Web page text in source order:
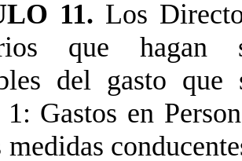
11. Los
que hagan
del gasto
Gastos en